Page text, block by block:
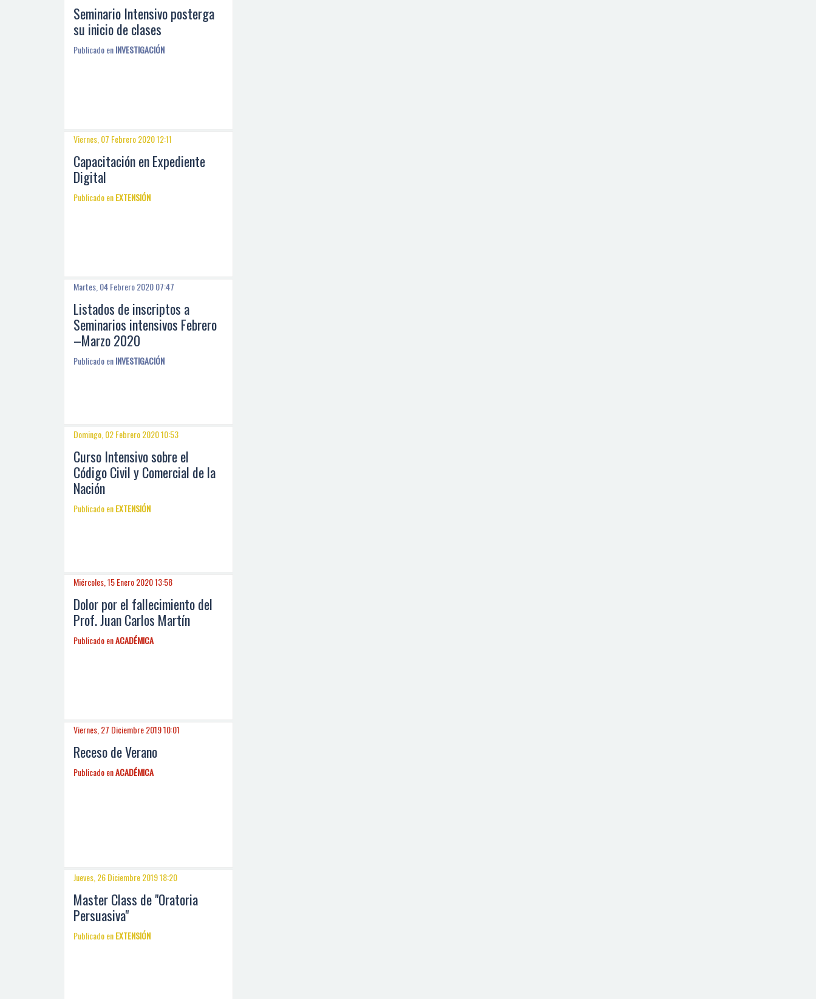
Seminario Intensivo posterga
su inicio de clases
Publicado enINVESTIGACIÓN
Viernes, 07 Febrero 2020 12:11
Capacitación en Expediente
Digital
Publicado enEXTENSIÓN
Martes, 04 Febrero 2020 07:47
Listados de inscriptos a
Seminarios intensivos Febrero
–Marzo 2020
Publicado enINVESTIGACIÓN
Domingo, 02 Febrero 2020 10:53
Curso Intensivo sobre el
Código Civil y Comercial de la
Nación
Publicado enEXTENSIÓN
Miércoles, 15 Enero 2020 13:58
Dolor por el fallecimiento del
Prof. Juan Carlos Martín
Publicado enACADÉMICA
Viernes, 27 Diciembre 2019 10:01
Receso de Verano
Publicado enACADÉMICA
Jueves, 26 Diciembre 2019 18:20
Master Class de "Oratoria
Persuasiva"
Publicado enEXTENSIÓN